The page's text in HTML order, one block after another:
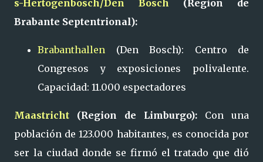
s-Hertogenbosch/Den Bosch (Region de
Brabante Septentrional):
Brabanthallen (Den Bosch): Centro de
Congresos y exposiciones polivalente.
Capacidad: 11.000 espectadores
Maastricht (Region de Limburgo): Con una
población de 123.000 habitantes, es conocida por
ser la ciudad donde se firmó el tratado que dió